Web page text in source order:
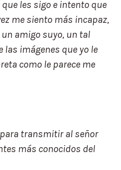
les sigo e intento que
me siento más incapaz,
amigo suyo, un tal
las imágenes que yo le
como le parece me
transmitir al señor
más conocidos del